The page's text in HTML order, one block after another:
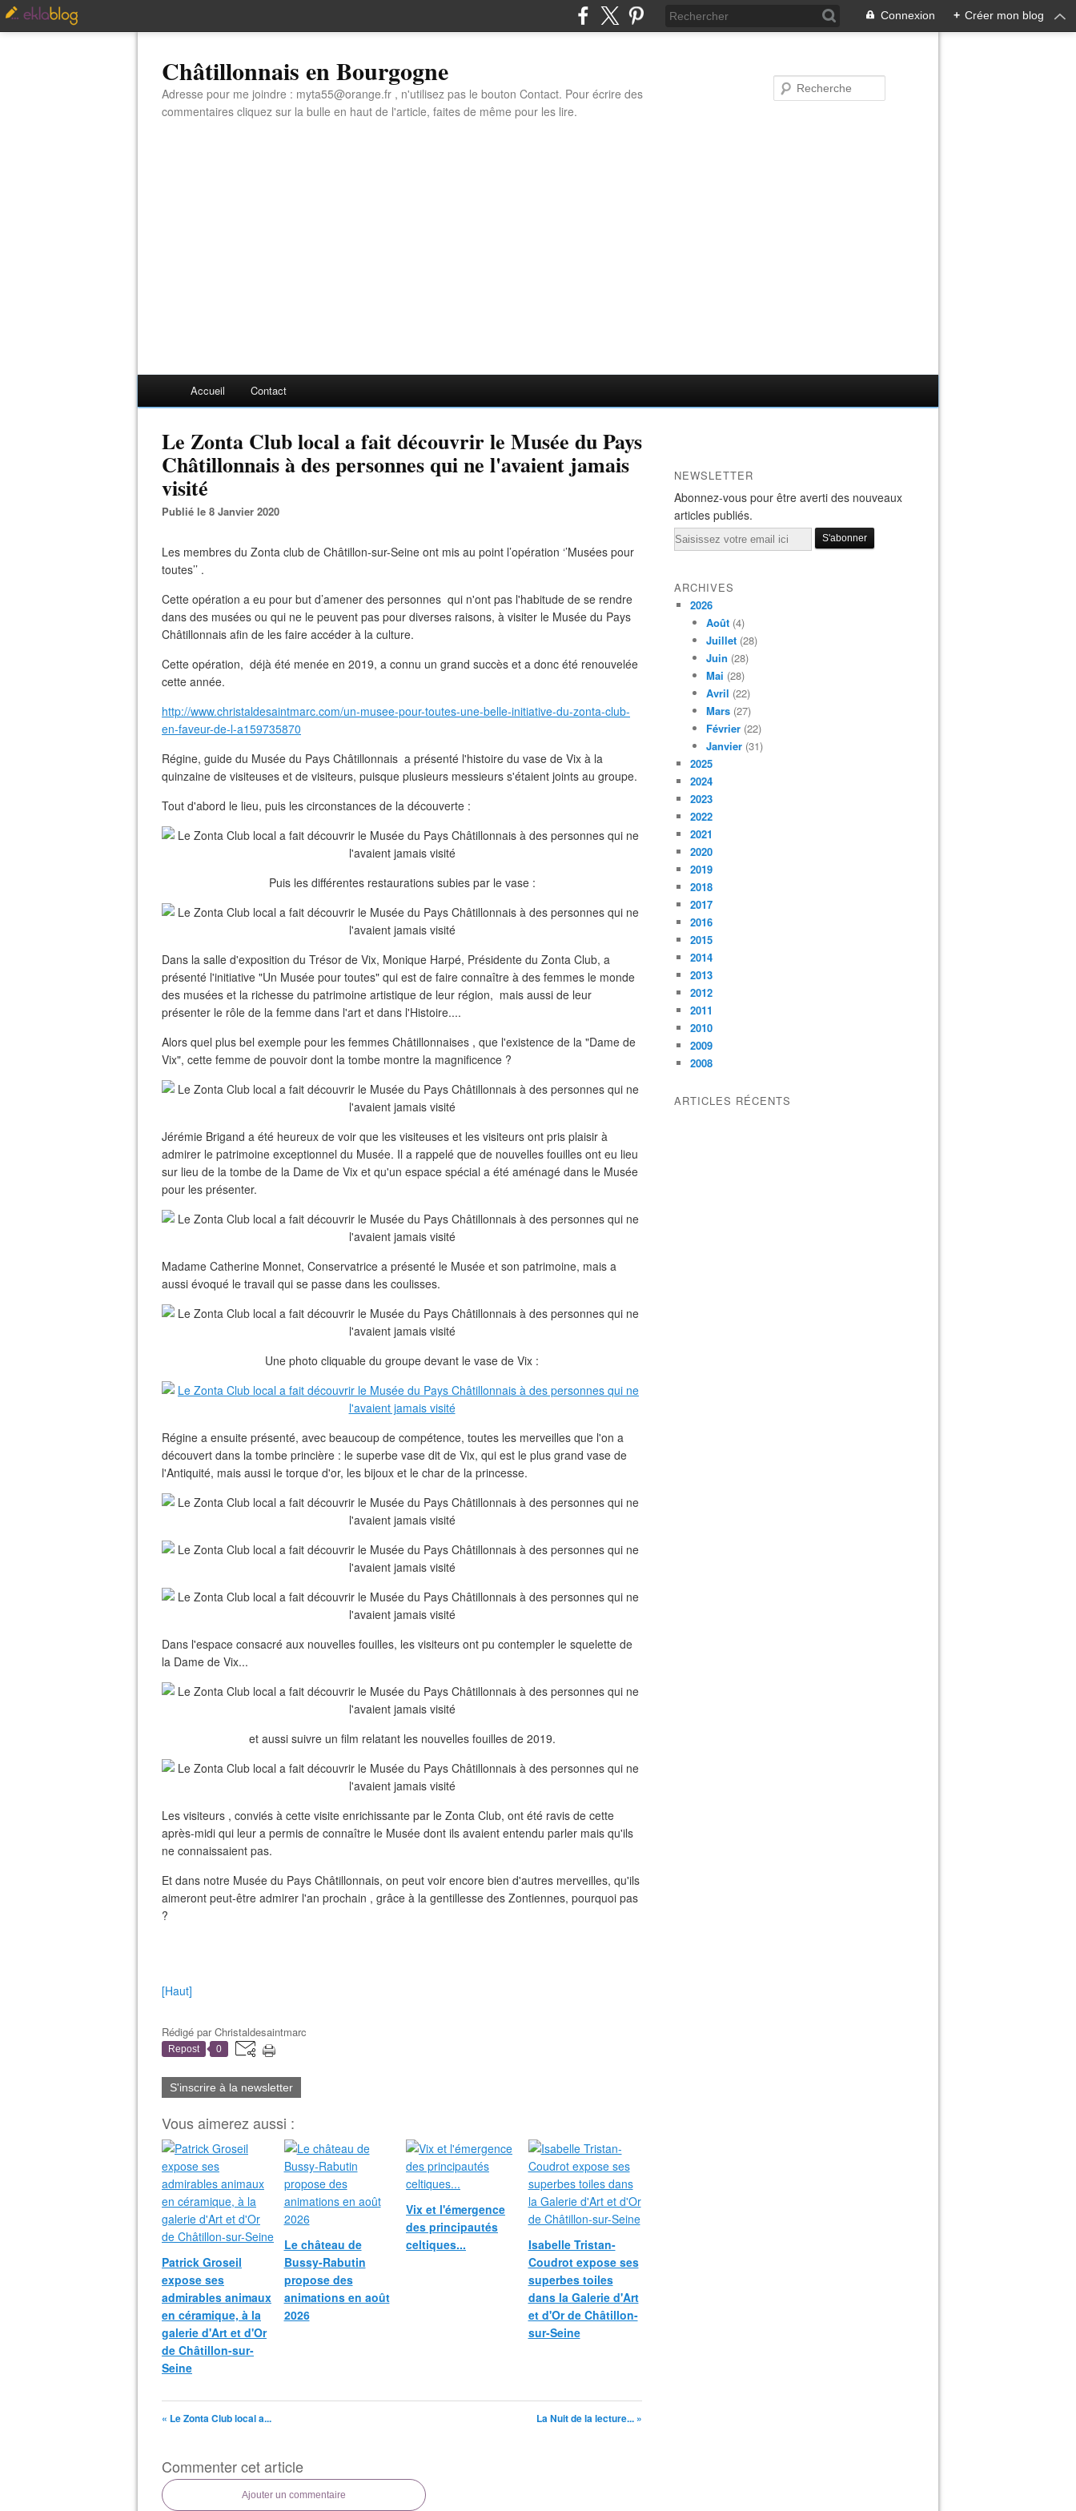
Connexion + Créer mon blog
Châtillonnais en Bourgogne
Adresse pour me joindre : myta55@orange.fr , n'utilisez pas le bouton Contact. Pour écrire des
commentaires cliquez sur la bulle en haut de l'article, faites de même pour les lire.
Accueil Contact
Le Zonta Club local a fait découvrir le Musée du Pays
Châtillonnais à des personnes qui ne l'avaient jamais
visité
Publié le 8 Janvier 2020
Les membres du Zonta club de Châtillon-sur-Seine ont mis au point l’opération ‘’Musées pour
toutes’’ .
Cette opération a eu pour but d’amener des personnes qui n'ont pas l'habitude de se rendre
dans des musées ou qui ne le peuvent pas pour diverses raisons, à visiter le Musée du Pays
Châtillonnais afin de les faire accéder à la culture.
Cette opération, déjà été menée en 2019, a connu un grand succès et a donc été renouvelée
cette année.
http://www.christaldesaintmarc.com/un-musee-pour-toutes-une-belle-initiative-du-zonta-club-
en-faveur-de-l-a159735870
Régine, guide du Musée du Pays Châtillonnais a présenté l'histoire du vase de Vix à la
quinzaine de visiteuses et de visiteurs, puisque plusieurs messieurs s'étaient joints au groupe.
Tout d'abord le lieu, puis les circonstances de la découverte :
Puis les différentes restaurations subies par le vase :
Dans la salle d'exposition du Trésor de Vix, Monique Harpé, Présidente du Zonta Club, a
présenté l'initiative "Un Musée pour toutes" qui est de faire connaître à des femmes le monde
des musées et la richesse du patrimoine artistique de leur région, mais aussi de leur
présenter le rôle de la femme dans l'art et dans l'Histoire....
Alors quel plus bel exemple pour les femmes Châtillonnaises , que l'existence de la "Dame de
Vix", cette femme de pouvoir dont la tombe montre la magnificence ?
Jérémie Brigand a été heureux de voir que les visiteuses et les visiteurs ont pris plaisir à
admirer le patrimoine exceptionnel du Musée. Il a rappelé que de nouvelles fouilles ont eu lieu
sur lieu de la tombe de la Dame de Vix et qu'un espace spécial a été aménagé dans le Musée
pour les présenter.
Madame Catherine Monnet, Conservatrice a présenté le Musée et son patrimoine, mais a
aussi évoqué le travail qui se passe dans les coulisses.
Une photo cliquable du groupe devant le vase de Vix :
Régine a ensuite présenté, avec beaucoup de compétence, toutes les merveilles que l'on a
découvert dans la tombe princière : le superbe vase dit de Vix, qui est le plus grand vase de
l'Antiquité, mais aussi le torque d'or, les bijoux et le char de la princesse.
Dans l'espace consacré aux nouvelles fouilles, les visiteurs ont pu contempler le squelette de
la Dame de Vix...
et aussi suivre un film relatant les nouvelles fouilles de 2019.
Les visiteurs , conviés à cette visite enrichissante par le Zonta Club, ont été ravis de cette
après-midi qui leur a permis de connaître le Musée dont ils avaient entendu parler mais qu'ils
ne connaissaient pas.
Et dans notre Musée du Pays Châtillonnais, on peut voir encore bien d'autres merveilles, qu'ils
aimeront peut-être admirer l'an prochain , grâce à la gentillesse des Zontiennes, pourquoi pas
?
[Haut]
Rédigé parChristaldesaintmarc
Repost 0
S'inscrire à la newsletter
Vous aimerez aussi :
Patrick Groseil
expose ses
admirables animaux
en céramique, à la
galerie d'Art et d'Or
de Châtillon-sur-
Seine
Le château de
Bussy-Rabutin
propose des
animations en août
2026
Vix et l'émergence
des principautés
celtiques...
Isabelle Tristan-
Coudrot expose ses
superbes toiles
dans la Galerie d'Art
et d'Or de Châtillon-
sur-Seine
« Le Zonta Club local a... La Nuit de la lecture... »
Commenter cet article
Ajouter un commentaire
NEWSLETTER
Abonnez-vous pour être averti des nouveaux
articles publiés.
Email
ARCHIVES
2026
Août (4)
Juillet (28)
Juin (28)
Mai (28)
Avril (22)
Mars (27)
Février (22)
Janvier (31)
2025
2024
2023
2022
2021
2020
2019
2018
2017
2016
2015
2014
2013
2012
2011
2010
2009
2008
ARTICLES RÉCENTS